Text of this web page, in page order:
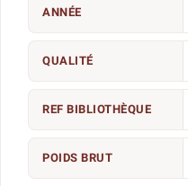
ANNÉE
QUALITÉ
REF BIBLIOTHÈQUE
POIDS BRUT